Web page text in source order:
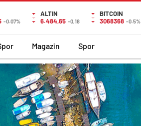
-0.07%
ALTIN
6.484,65 -0,18
BITCOIN
3068368 -0.5%
Magazin Spor